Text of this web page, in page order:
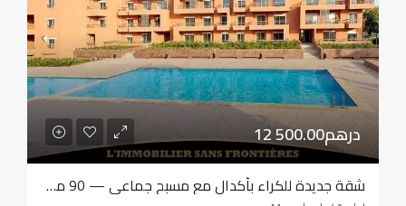
12 500.00درهم
شقة جديدة للكراء بأكدال مع مسبح جماعي — 90 متر مربع